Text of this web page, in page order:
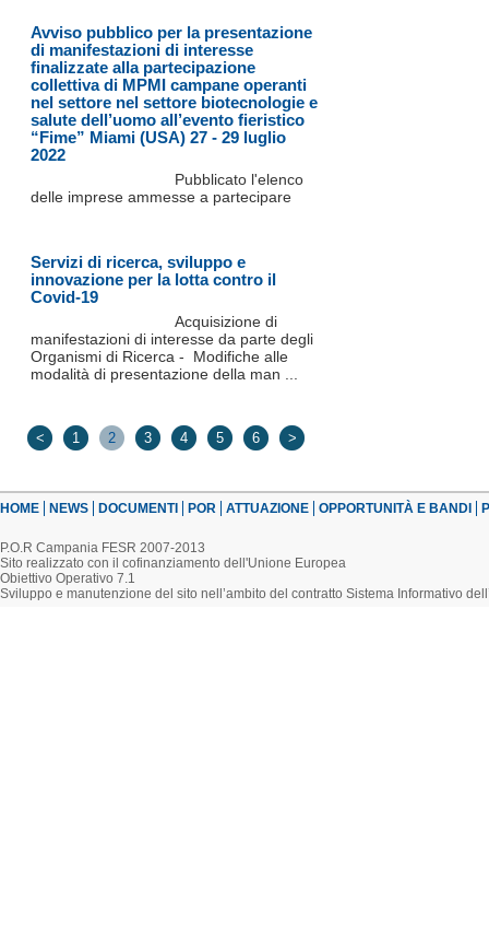
Avviso pubblico per la presentazione
di manifestazioni di interesse
finalizzate alla partecipazione
collettiva di MPMI campane operanti
nel settore nel settore biotecnologie e
salute dell’uomo all’evento fieristico
“Fime” Miami (USA) 27 - 29 luglio
2022
Pubblicato l'elenco
delle imprese ammesse a partecipare
Servizi di ricerca, sviluppo e
innovazione per la lotta contro il
Covid-19
Acquisizione di
manifestazioni di interesse da parte degli
Organismi di Ricerca - Modifiche alle
modalità di presentazione della man ...
< 1 2 3 4 5 6 >
HOME NEWS DOCUMENTI POR ATTUAZIONE OPPORTUNITÀ E BANDI
P.O.R Campania FESR 2007-2013
Sito realizzato con il cofinanziamento dell'Unione Europea
Obiettivo Operativo 7.1
Sviluppo e manutenzione del sito nell’ambito del contratto Sistema Informativo